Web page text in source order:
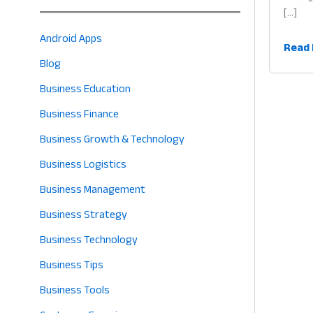
Android Apps
Blog
Business Education
Business Finance
Business Growth & Technology
Business Logistics
Business Management
Business Strategy
Business Technology
Business Tips
Business Tools
[…]